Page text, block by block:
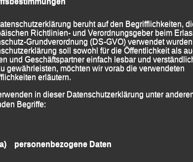
gesäumten zertifizierten flachen Strecke durch
der Moldau mit Start und Ziel auf dem
das Rennen sehr ambitioniert an, konnte aber
Tempo nicht ganz halten und lief nach 1:43:48
und als 76. seiner Altersklasse M 40
beruht auf den Begrifflichkeiten,
Richtlinien- und Verordnungsgeber beim
Grundverordnung (DS-GVO) verwendet
soll sowohl für die Öffentlichkeit als
und Geschäftspartner einfach lesbar und
gewährleisten, möchten wir vorab die verwendeten
erläutern.
in dieser Datenschutzerklärung unter
Begriffe:
a) personenbezogene Daten